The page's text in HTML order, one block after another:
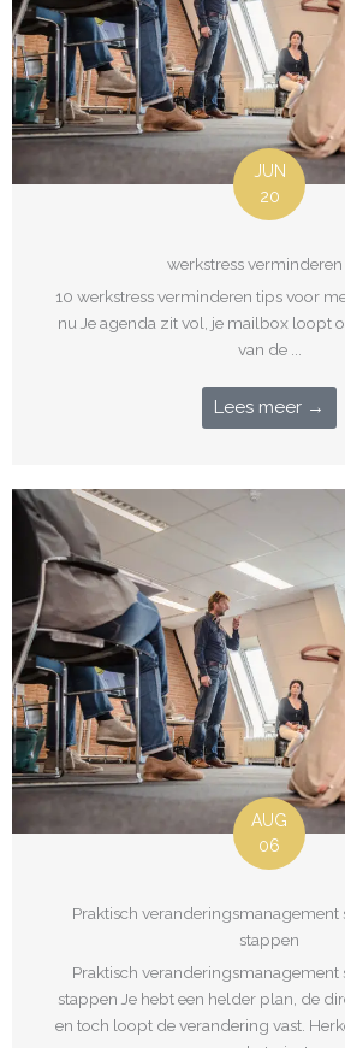
JUN
20
werkstress
10 werkstress verminderen tips voor
nu Je agenda zit vol, je mailbox loopt
van de ...
Lees meer →
AUG
06
Praktisch
stappen
Praktisch
stappen Je hebt een helder plan, de
en toch loopt de verandering vast.